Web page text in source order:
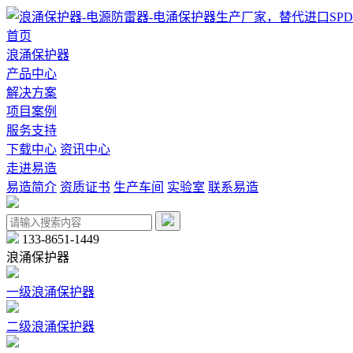
首页
浪涌保护器
产品中心
解决方案
项目案例
服务支持
下载中心 资讯中心
走进易造
易造简介 资质证书 生产车间 实验室 联系易造
133-8651-1449
浪涌保护器
一级浪涌保护器
二级浪涌保护器